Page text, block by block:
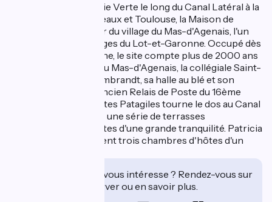
Etape idéale sur la Voie Verte le long du Canal Latéral à la
Garonne entre Bordeaux et Toulouse, la Maison de
Patagiles est au coeur du village du Mas-d'Agenais, l'un
des plus anciens villages du Lot-et-Garonne. Occupé dès
l'époque gallo-romaine, le site compte plus de 2000 ans
d'histoire (la Venus du Mas-d'Agenais, la collégiale Saint-
Vincent avec son Rembrandt, sa halle au blé et son
marché florissant). Ancien Relais de Poste du 16ème
siècle, la Maison d'Hôtes Patagiles tourne le dos au Canal
qu'elle domine depuis une série de terrasses
verdoyantes empruntes d'une grande tranquilité. Patricia
et Giles vous proposent trois chambres d'hôtes d'un
Cet établissement vous intéresse ? Rendez-vous sur
leur site pour réserver ou en savoir plus.